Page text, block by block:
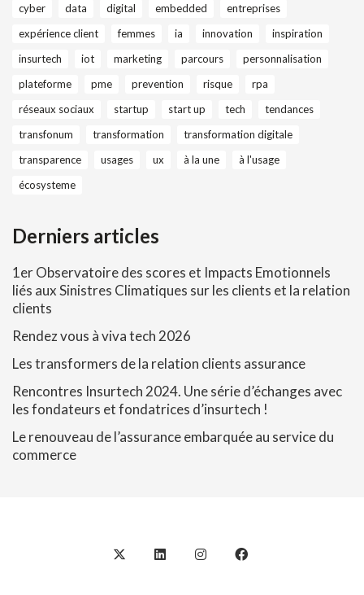
cyber
data digital embedded
entreprises
expérience client
femmes ia innovation
inspiration
insurtech
iot marketing parcours
personnalisation
plateforme
pme prevention risque
rpa
réseaux sociaux
startup start up tech
tendances
transfonum
transformation
transformation digitale
transparence
usages ux à la une
à l'usage
écosysteme
Derniers articles
1er Observatoire des scores et Impacts Emotionnels
liés aux Sinistres Climatiques sur les clients et la relation
clients
Rendez vous à viva tech 2026
Les transformers de la relation clients assurance
Rencontres Insurtech 2024. Une série d’échanges avec
les fondateurs et fondatrices d’insurtech !
Le renouveau de l’assurance embarquée au service du
commerce